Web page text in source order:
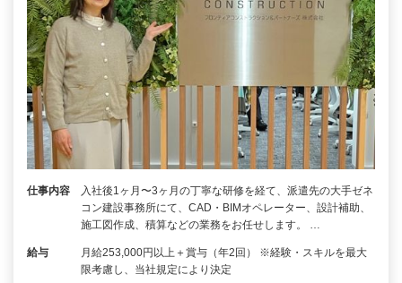
仕事内容
入社後1ヶ月〜3ヶ月の丁寧な研修を経て、派遣先の大手ゼネ
コン建設事務所にて、CAD・BIMオペレーター、設計補助、
施工図作成、積算などの業務をお任せします。 …
給与
月給253,000円以上＋賞与（年2回） ※経験・スキルを最大
限考慮し、当社規定により決定